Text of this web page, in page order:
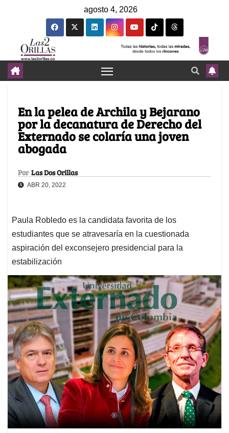
agosto 4, 2026
En la pelea de Archila y Bejarano
por la decanatura de Derecho del
Externado se colaría una joven
abogada
Por Las Dos Orillas
ABR 20, 2022
Paula Robledo es la candidata favorita de los
estudiantes que se atravesaría en la cuestionada
aspiración del exconsejero presidencial para la
estabilización